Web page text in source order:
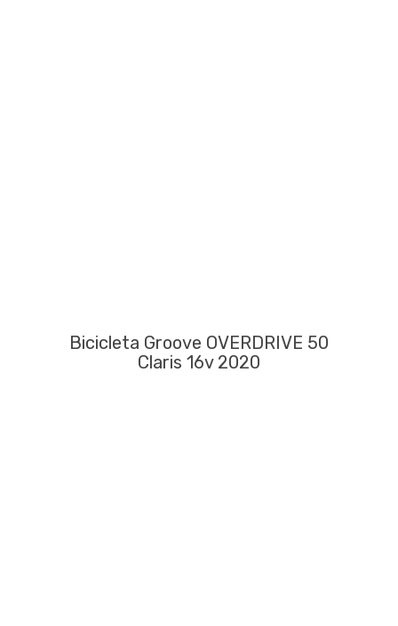
Bicicleta Groove OVERDRIVE 50
Claris 16v 2020